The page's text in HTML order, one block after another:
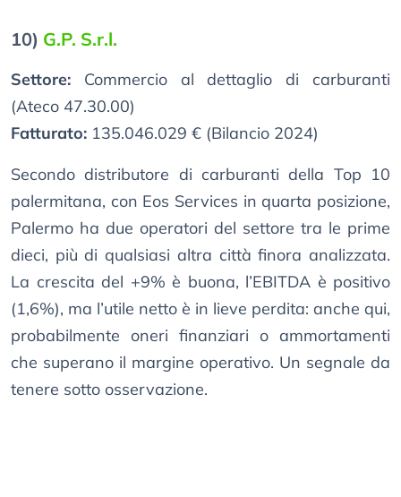
10) G.P. S.r.l.
Settore: Commercio al dettaglio di carburanti
(Ateco 47.30.00)
Fatturato: 135.046.029 € (Bilancio 2024)
Secondo distributore di carburanti della Top 10
palermitana, con Eos Services in quarta posizione,
Palermo ha due operatori del settore tra le prime
dieci, più di qualsiasi altra città finora analizzata.
La crescita del +9% è buona, l’EBITDA è positivo
(1,6%), ma l’utile netto è in lieve perdita: anche qui,
probabilmente oneri finanziari o ammortamenti
che superano il margine operativo. Un segnale da
tenere sotto osservazione.